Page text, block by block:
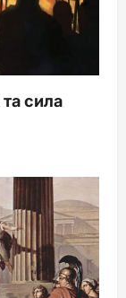
сила